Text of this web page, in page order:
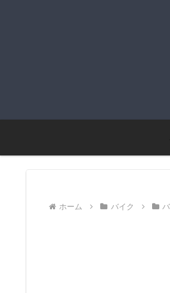
ホーム バイク